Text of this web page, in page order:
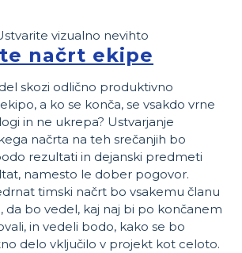
načrt ekipe
skozi odlično produktivno
a ko se konča, se vsakdo vrne
in ne ukrepa? Ustvarjanje
načrta na teh srečanjih bo
rezultati in dejanski predmeti
namesto le dober pogovor.
timski načrt bo vsakemu članu
da bo vedel, kaj naj bi po končanem
in vedeli bodo, kako se bo
delo vključilo v projekt kot celoto.